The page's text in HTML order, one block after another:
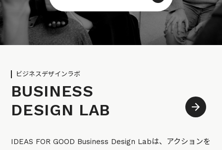
ビジネスデザインラボ
BUSINESS
DESIGN LAB
IDEAS FOR GOOD Business Design Labは、アクションを